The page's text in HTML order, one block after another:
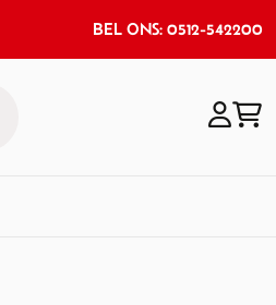
BEL ONS: 0512-542200